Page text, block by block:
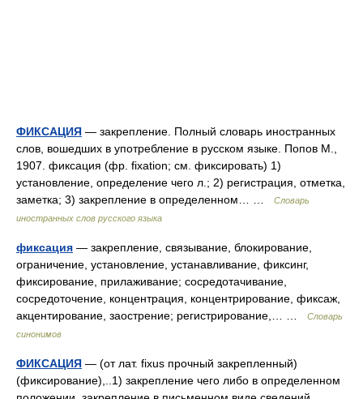
ФИКСАЦИЯ — закрепление. Полный словарь иностранных
слов, вошедших в употребление в русском языке. Попов М.,
1907. фиксация (фр. fixation; см. фиксировать) 1)
установление, определение чего л.; 2) регистрация, отметка,
заметка; 3) закрепление в определенном… …
Словарь
иностранных слов русского языка
фиксация — закрепление, связывание, блокирование,
ограничение, установление, устанавливание, фиксинг,
фиксирование, прилаживание; сосредотачивание,
сосредоточение, концентрация, концентрирование, фиксаж,
акцентирование, заострение; регистрирование,… …
Словарь
синонимов
ФИКСАЦИЯ — (от лат. fixus прочный закрепленный)
(фиксирование),..1) закрепление чего либо в определенном